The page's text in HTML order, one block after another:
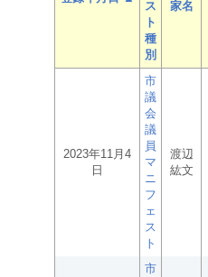
ス
ト
種
別
家名
2023年11月4
日
市
議
会
議
員
マ
ニ
フ
ェ
ス
ト
渡辺
紘文
市